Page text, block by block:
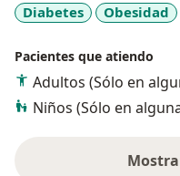
Diabetes
Obesidad
Pacientes que atiendo
Adultos (Sólo en
Niños (Sólo en